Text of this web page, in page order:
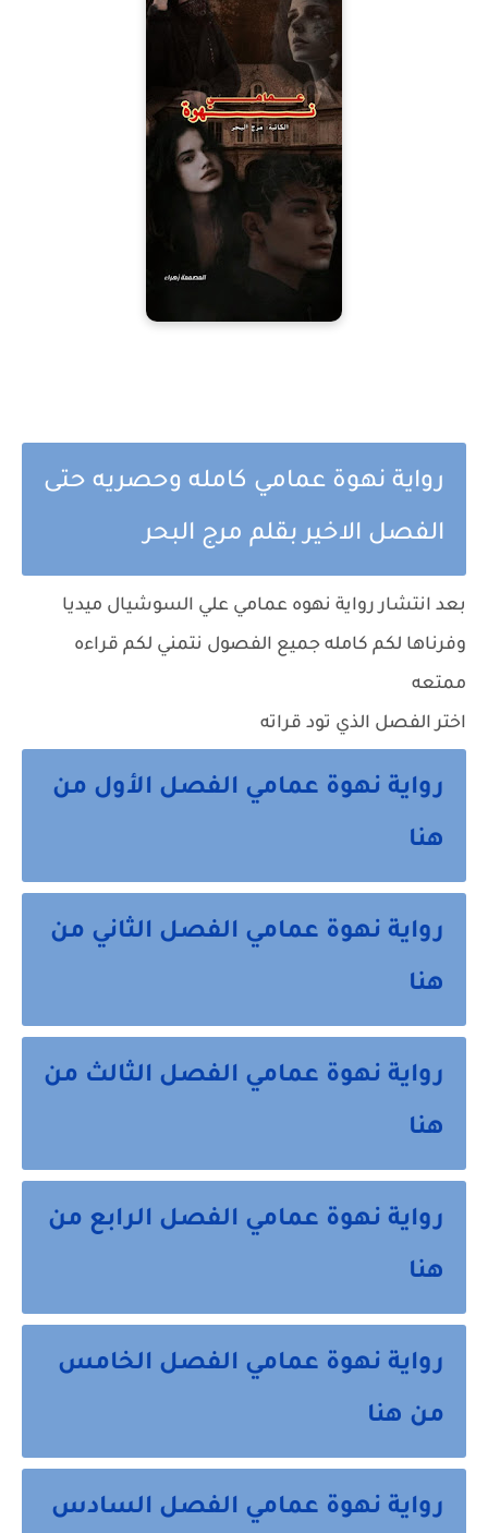
رواية نهوة عمامي كامله وحصريه حتى
الفصل الاخير بقلم مرج البحر
بعد انتشار رواية نهوه عمامي علي السوشيال ميديا
وفرناها لكم كامله جميع الفصول نتمني لكم قراءه
ممتعه
اختر الفصل الذي تود قراته
رواية نهوة عمامي الفصل الأول من
هنا
رواية نهوة عمامي الفصل الثاني من
هنا
رواية نهوة عمامي الفصل الثالث من
هنا
رواية نهوة عمامي الفصل الرابع من
هنا
رواية نهوة عمامي الفصل الخامس
من هنا
رواية نهوة عمامي الفصل السادس